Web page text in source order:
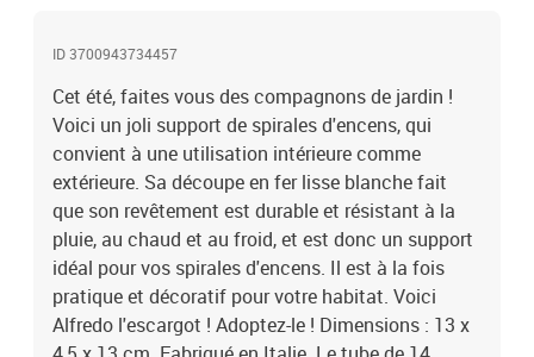
ID 3700943734457
Cet été, faites vous des compagnons de jardin !
Voici un joli support de spirales d'encens, qui
convient à une utilisation intérieure comme
extérieure. Sa découpe en fer lisse blanche fait
que son revêtement est durable et résistant à la
pluie, au chaud et au froid, et est donc un support
idéal pour vos spirales d'encens. Il est à la fois
pratique et décoratif pour votre habitat. Voici
Alfredo l'escargot ! Adoptez-le ! Dimensions : 13 x